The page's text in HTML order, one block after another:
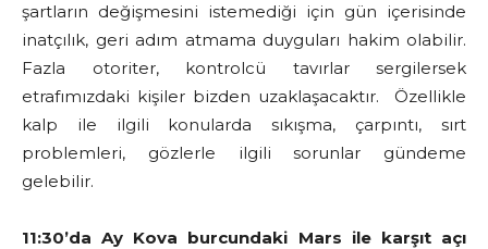
şartların değişmesini istemediği için gün içerisinde
inatçılık, geri adım atmama duyguları hakim olabilir.
Fazla otoriter, kontrolcü tavırlar sergilersek
etrafımızdaki kişiler bizden uzaklaşacaktır. Özellikle
kalp ile ilgili konularda sıkışma, çarpıntı, sırt
problemleri, gözlerle ilgili sorunlar gündeme
gelebilir.
11:30’da Ay Kova burcundaki Mars ile karşıt açı